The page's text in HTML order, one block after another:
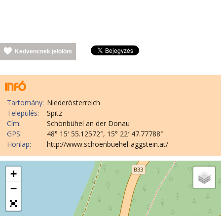
Kedvencnek jelölöm
Tartomány: Niederösterreich
Település:
Spitz
Cím:
Schönbühel an der Donau
GPS:
48° 15′ 55.12572″, 15° 22′ 47.77788″
Honlap:
http://www.schoenbuehel-aggstein.at/
+
−